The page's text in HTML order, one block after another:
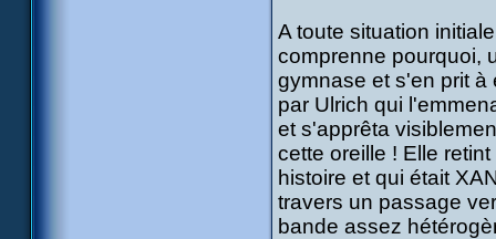
A toute situation
comprenne pourquoi,
gymnase et s'en prit à
par Ulrich qui
et s'apprêta
cette oreille ! Elle
histoire et qui était
travers un passage
bande assez